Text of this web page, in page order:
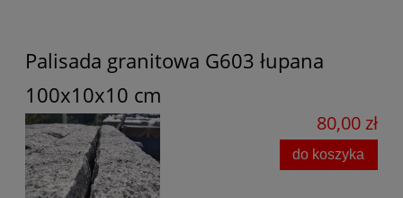
Palisada granitowa G603 łupana
100x10x10 cm
80,00 zł
do koszyka